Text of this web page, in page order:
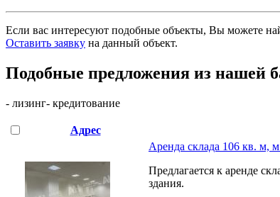
Если вас интересуют подобные объекты, Вы можете
Оставить заявку на данный объект.
Подобные предложения из нашей
- лизинг- кредитование
Адрес
Аренда склада 106 кв. м, м
Предлагается к аренде
здания.